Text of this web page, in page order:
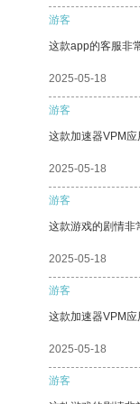
游客
这款app的客服非
2025-05-18
游客
这款加速器VPM应
2025-05-18
游客
这款游戏的剧情非
2025-05-18
游客
这款加速器VPM应
2025-05-18
游客